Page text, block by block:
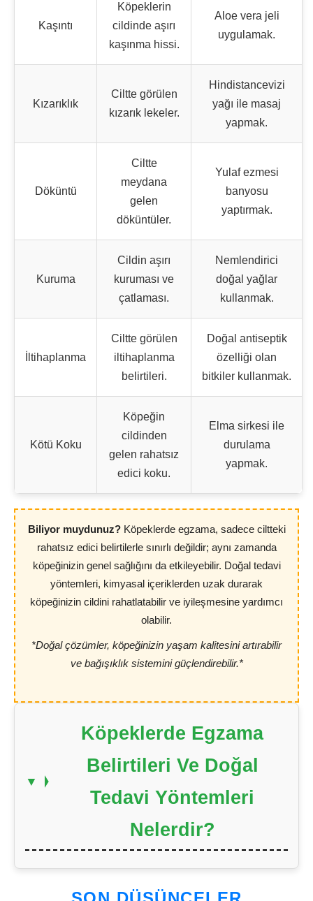
Kaşıntı
Köpeklerin
cildinde aşırı
kaşınma hissi.
Aloe vera jeli
uygulamak.
Kızarıklık
Ciltte görülen
kızarık lekeler.
Hindistancevizi
yağı ile masaj
yapmak.
Döküntü
Ciltte
meydana
gelen
döküntüler.
Yulaf ezmesi
banyosu
yaptırmak.
Kuruma
Cildin aşırı
kuruması ve
çatlaması.
Nemlendirici
doğal yağlar
kullanmak.
İltihaplanma
Ciltte görülen
iltihaplanma
belirtileri.
Doğal antiseptik
özelliği olan
bitkiler kullanmak.
Kötü Koku
Köpeğin
cildinden
gelen rahatsız
edici koku.
Elma sirkesi ile
durulama
yapmak.
Biliyor muydunuz?Köpeklerde egzama, sadece ciltteki
rahatsız edici belirtilerle sınırlı değildir; aynı zamanda
köpeğinizin genel sağlığını da etkileyebilir. Doğal tedavi
yöntemleri, kimyasal içeriklerden uzak durarak
köpeğinizin cildini rahatlatabilir ve iyileşmesine yardımcı
olabilir.
*Doğal çözümler, köpeğinizin yaşam kalitesini artırabilir
ve bağışıklık sistemini güçlendirebilir.*
Köpeklerde Egzama
Belirtileri Ve Doğal
Tedavi Yöntemleri
Nelerdir?